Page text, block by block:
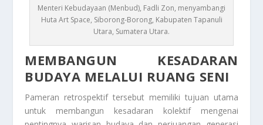
Menteri Kebudayaan (Menbud), Fadli Zon, menyambangi
Huta Art Space, Siborong-Borong, Kabupaten Tapanuli
Utara, Sumatera Utara.
MEMBANGUN KESADARAN
BUDAYA MELALUI RUANG SENI
Pameran retrospektif tersebut memiliki tujuan utama
untuk membangun kesadaran kolektif mengenai